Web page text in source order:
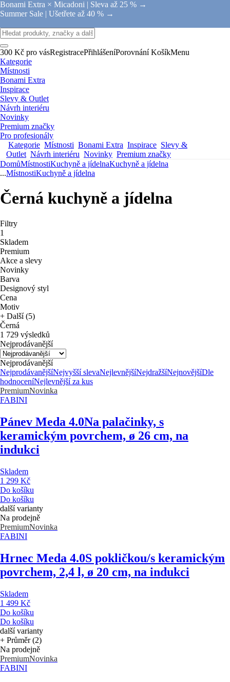
Bonami Extra × Micadoni | Sleva až 25 % →
Summer Sale | Ušetřete až 40 % →
300 Kč pro vásRegistracePřihlášeníPorovnání KošíkMenu
Kategorie
Místnosti
Bonami Extra
Inspirace
Slevy & Outlet
Návrh interiéru
Novinky
Premium značky
Pro profesionály
Kategorie Místnosti Bonami Extra Inspirace Slevy &
Outlet Návrh interiéru Novinky Premium značky
DomůMístnostiKuchyně a jídelnaKuchyně a jídelna
...MístnostiKuchyně a jídelna
Černá kuchyně a jídelna
Filtry
1
Skladem
Premium
Akce a slevy
Novinky
Barva
Designový styl
Cena
Motiv
+ Další (5)
Černá
1 729 výsledků
Nejprodávanější
Nejprodávanější
NejprodávanějšíNejvyšší slevaNejlevnějšíNejdražšíNejnovějšíDle
hodnoceníNejlevnější za kus
PremiumNovinka
FABINI
Pánev Meda 4.0Na palačinky, s
keramickým povrchem, ø 26 cm, na
indukci
Skladem
1 299 Kč
Do košíku
Do košíku
další varianty
Na prodejně
PremiumNovinka
FABINI
Hrnec Meda 4.0S pokličkou/s keramickým
povrchem, 2,4 l, ø 20 cm, na indukci
Skladem
1 499 Kč
Do košíku
Do košíku
další varianty
+ Průměr (2)
Na prodejně
PremiumNovinka
FABINI